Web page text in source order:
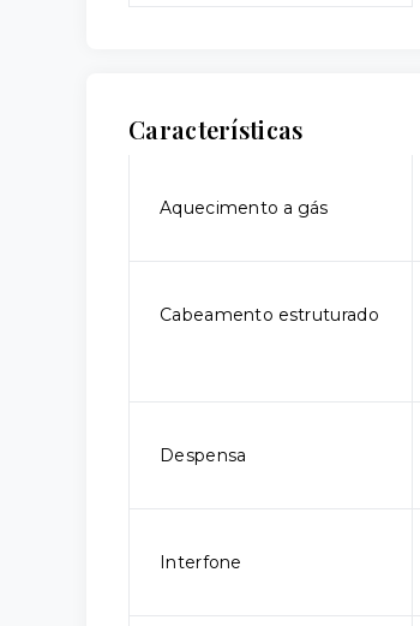
Características
Aquecimento a gás
Cabeamento estruturado
Despensa
Interfone